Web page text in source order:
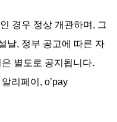
경우 정상 개관하며, 그
날, 정부 공고에 따른 자
별도로 공지됩니다.
리페이, o’pay